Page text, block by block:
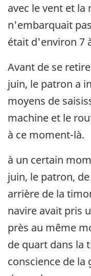
avec le vent et
n'embarquait
était d'environ 7
Avant de se
juin, le patron a
moyens de
machine et le
à ce moment-là.
à un certain
juin, le patron,
arrière de la
navire avait pris
près au même
de quart dans la
conscience de